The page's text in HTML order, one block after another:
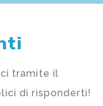
tramite il
di risponderti!